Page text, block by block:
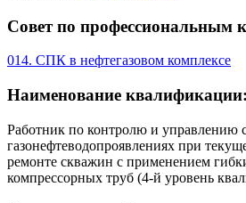
Совет по профессиональным
014. СПК в нефтегазовом комплексе
Наименование квалификации:
Работник по контролю и управлению
газонефтеводопроявлениях при
ремонте скважин с применением
компрессорных труб (4-й уровень